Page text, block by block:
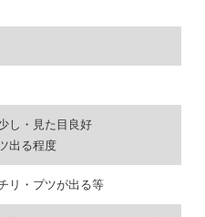
し・見た目良好
出る程度
リ・プツが出る等